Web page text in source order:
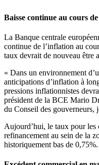
Baisse continue au cours de
La Banque centrale
continue de l’inflation au
taux devrait de nouveau être
« Dans un environnement
anticipations d’inflation à
pressions inflationnistes
président de la BCE Mario
du Conseil des gouverneurs,
Aujourd’hui, le taux pour les
refinancement au sein de la
historiquement bas de 0,75%.